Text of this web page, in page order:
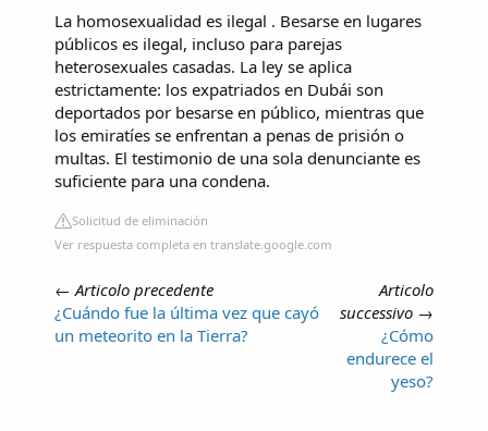
La homosexualidad es ilegal . Besarse en lugares
públicos es ilegal, incluso para parejas
heterosexuales casadas. La ley se aplica
estrictamente: los expatriados en Dubái son
deportados por besarse en público, mientras que
los emiratíes se enfrentan a penas de prisión o
multas. El testimonio de una sola denunciante es
suficiente para una condena.
Solicitud de eliminación
Ver respuesta completa en translate.google.com
← Articolo precedente
¿Cuándo fue la última vez que cayó
un meteorito en la Tierra?
Articolo
successivo →
¿Cómo
endurece el
yeso?